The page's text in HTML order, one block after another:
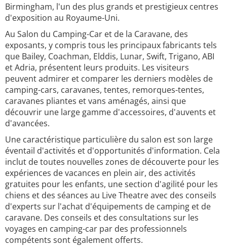
Birmingham, l'un des plus grands et prestigieux centres
d'exposition au Royaume-Uni.
Au Salon du Camping-Car et de la Caravane, des
exposants, y compris tous les principaux fabricants tels
que Bailey, Coachman, Elddis, Lunar, Swift, Trigano, ABI
et Adria, présentent leurs produits. Les visiteurs
peuvent admirer et comparer les derniers modèles de
camping-cars, caravanes, tentes, remorques-tentes,
caravanes pliantes et vans aménagés, ainsi que
découvrir une large gamme d'accessoires, d'auvents et
d'avancées.
Une caractéristique particulière du salon est son large
éventail d'activités et d'opportunités d'information. Cela
inclut de toutes nouvelles zones de découverte pour les
expériences de vacances en plein air, des activités
gratuites pour les enfants, une section d'agilité pour les
chiens et des séances au Live Theatre avec des conseils
d'experts sur l'achat d'équipements de camping et de
caravane. Des conseils et des consultations sur les
voyages en camping-car par des professionnels
compétents sont également offerts.